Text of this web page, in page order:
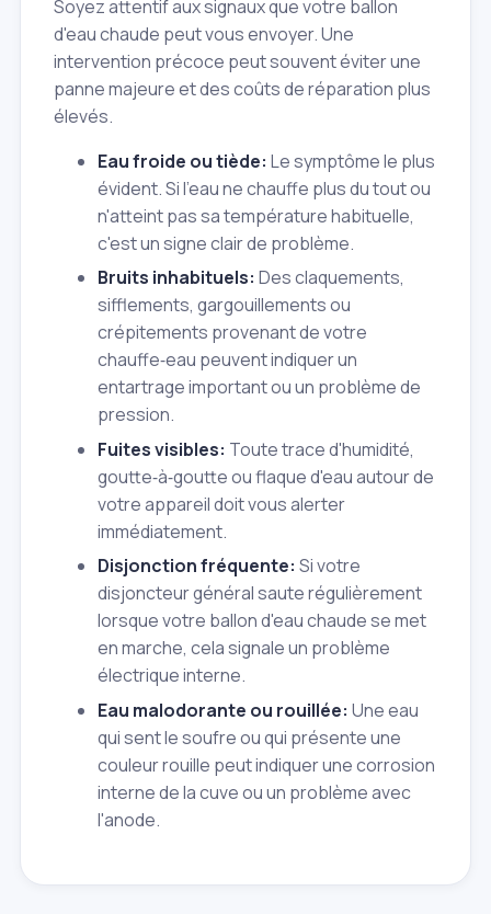
Soyez attentif aux signaux que votre ballon
d'eau chaude peut vous envoyer. Une
intervention précoce peut souvent éviter une
panne majeure et des coûts de réparation plus
élevés.
Eau froide ou tiède: Le symptôme le plus
évident. Si l'eau ne chauffe plus du tout ou
n'atteint pas sa température habituelle,
c'est un signe clair de problème.
Bruits inhabituels: Des claquements,
sifflements, gargouillements ou
crépitements provenant de votre
chauffe‑eau peuvent indiquer un
entartrage important ou un problème de
pression.
Fuites visibles: Toute trace d'humidité,
goutte‑à‑goutte ou flaque d'eau autour de
votre appareil doit vous alerter
immédiatement.
Disjonction fréquente: Si votre
disjoncteur général saute régulièrement
lorsque votre ballon d'eau chaude se met
en marche, cela signale un problème
électrique interne.
Eau malodorante ou rouillée: Une eau
qui sent le soufre ou qui présente une
couleur rouille peut indiquer une corrosion
interne de la cuve ou un problème avec
l'anode.